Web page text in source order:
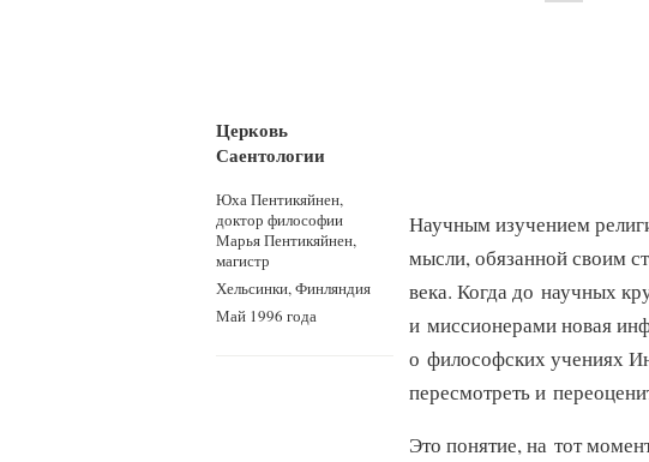
Церковь
Саентологии
Юха Пентикяйнен,
доктор философии
Марья Пентикяйнен,
магистр
Хельсинки, Финляндия
Май 1996 года
Научным изучением
мысли, обязанной своим
века. Когда до научных
и миссионерами новая
о философских учениях
пересмотреть и
Это понятие, на тот